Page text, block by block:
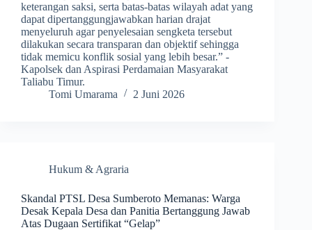
keterangan saksi, serta batas-batas wilayah adat yang
dapat dipertanggungjawabkan harian drajat
menyeluruh agar penyelesaian sengketa tersebut
dilakukan secara transparan dan objektif sehingga
tidak memicu konflik sosial yang lebih besar.” -
Kapolsek dan Aspirasi Perdamaian Masyarakat
Taliabu Timur.
Tomi Umarama
2 Juni 2026
Hukum & Agraria
Skandal PTSL Desa Sumberoto Memanas: Warga
Desak Kepala Desa dan Panitia Bertanggung Jawab
Atas Dugaan Sertifikat “Gelap”